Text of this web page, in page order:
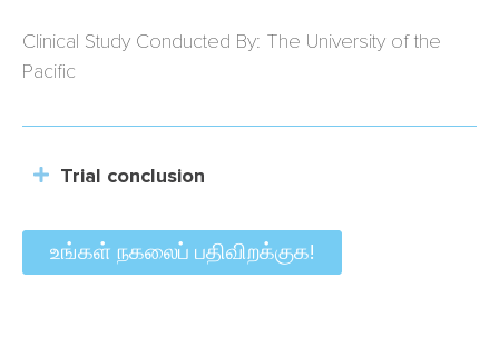
Clinical Study Conducted By: The University of the
Pacific
Trial conclusion
உங்கள் நகலைப் பதிவிறக்குக!